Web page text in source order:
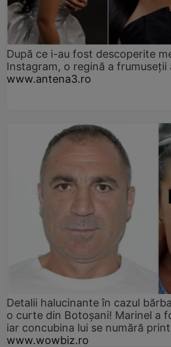
După ce i-au fost descoperite
Instagram, o regină a
www.antena3.ro
Detalii halucinante în cazul
o curte din Botoșani! Marinel a
iar concubina lui se numără
www.wowbiz.ro